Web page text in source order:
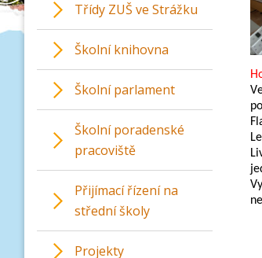
Třídy ZUŠ ve Strážku
Školní knihovna
Školní parlament
Školní poradenské
pracoviště
Přijímací řízení na
střední školy
Projekty